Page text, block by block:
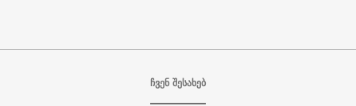
ჩვენ შესახებ